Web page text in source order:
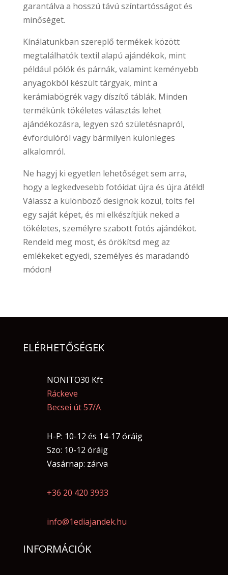
garantálva a hosszú távú színtartósságot és
minőséget.
Kínálatunkban szereplő termékek között
megtalálhatók textil alapú ajándékok, mint
például pólók és párnák, valamint keményebb
anyagokból készült tárgyak, mint a
kerámiabögrék vagy díszítő táblák. Minden
termékünk tökéletes választás lehet
ajándékozásra, legyen szó születésnapról,
évfordulóról vagy bármilyen különleges
alkalomról.
Ne hagyj ki egyetlen lehetőséget sem arra,
hogy a legkedvesebb fotóidat újra és újra átéld!
Válassz a különböző designok közül, tölts fel
egy saját képet, és mi elkészítjük neked a
tökéletes, személyre szabott fotós ajándékot.
Rendeld meg most, és örökítsd meg az
emlékeket egyedi, személyes és maradandó
módon!
ELÉRHETŐSÉGEK
NONITO30 Kft
Ráckeve
Becsei út 57/A
H-P: 10-12 és 14-17 óráig
Szo: 10-12 óráig
Vasárnap: zárva
+36 20 420 3933
info@1ediajandek.hu
INFORMÁCIÓK